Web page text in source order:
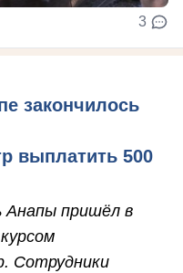
3
закончилось
выплатить 500
Анапы пришёл в
Сотрудники